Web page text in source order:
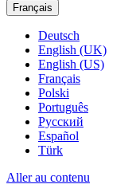
Français
Deutsch
English (UK)
English (US)
Français
Polski
Português
Pусский
Español
Türk
Aller au contenu